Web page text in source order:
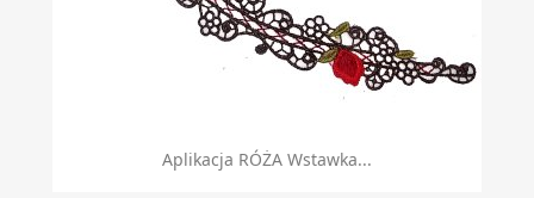
Aplikacja RÓŻA Wstawka...